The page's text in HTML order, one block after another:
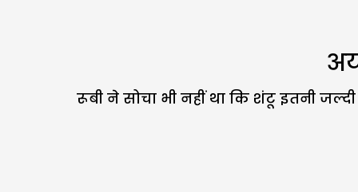
रूबी ने सोचा भी नहीं था कि शंटू इतनी